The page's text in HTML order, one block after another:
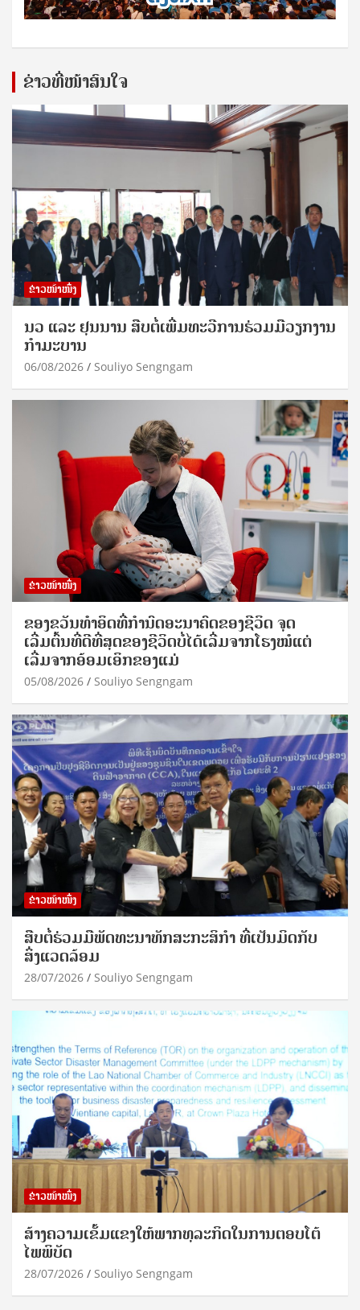
ຂ່າວທີ່ໜ້າສົນໃຈ
ຂ່າວໜ້າໜຶ່ງ
ນວ ແລະ ຢຸນນານ ສືບຕໍ່ເພີ່ມທະວີການຮ່ວມມືວຽກງານ
ກຳມະບານ
06/08/2026 Souliyo Sengngam
ຂ່າວໜ້າໜຶ່ງ
ຂອງຂວັນທໍາອິດທີ່ກໍານົດອະນາຄົດຂອງຊີວິດ ຈຸດ
ເລີ່ມຕົ້ນທີ່ດີທີ່ສຸດຂອງຊີວິດບໍ່ໄດ້ເລີ່ມຈາກໂຮງໝໍແຕ່
ເລີ່ມຈາກອ້ອມເອິກຂອງແມ່
05/08/2026 Souliyo Sengngam
ຂ່າວໜ້າໜຶ່ງ
ສືບຕໍ່ຮ່ວມມືພັດທະນາທັກສະກະສິກຳ ທີ່ເປັນມິດກັບ
ສິ່ງແວດລ້ອມ
28/07/2026 Souliyo Sengngam
ຂ່າວໜ້າໜຶ່ງ
ສ້າງຄວາມເຂັ້ມແຂງໃຫ້ພາກທຸລະກິດໃນການຕອບໂຕ້
ໄພພິບັດ
28/07/2026 Souliyo Sengngam